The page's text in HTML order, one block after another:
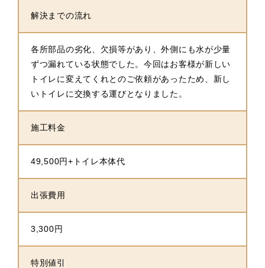
解決までの流れ
各所部品の劣化、欠損等があり、外側にも水が少量
ずつ漏れている状態でした。今回はお客様が新しい
トイレに変えてくれとのご依頼があったため、新し
いトイレに交換する運びとなりました。
施工料金
49,500円+トイレ本体代
出張費用
3,300円
特別値引